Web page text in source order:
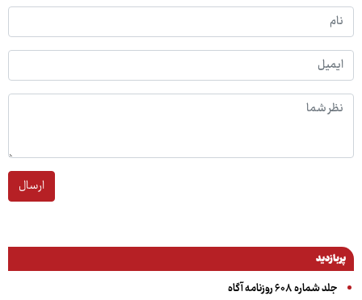
ارسال
پربازدید
جلد شماره ۶۰۸ روزنامه آگاه